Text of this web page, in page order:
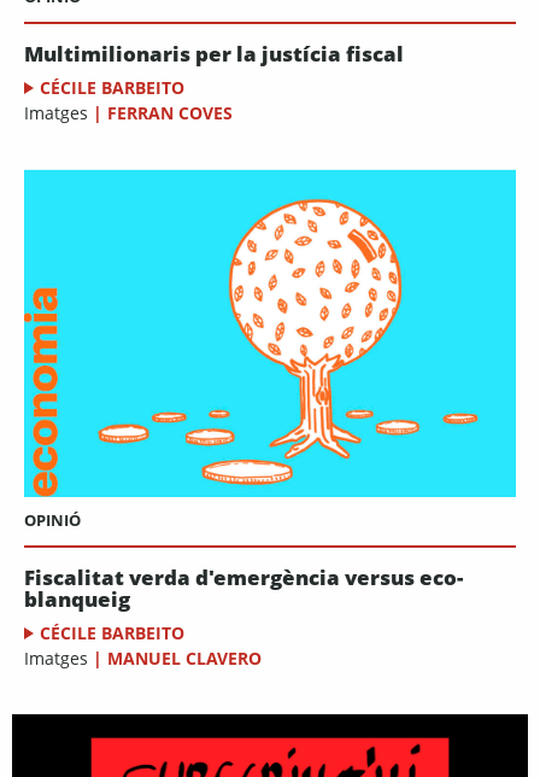
Multimilionaris per la justícia fiscal
CÉCILE BARBEITO
Imatges | FERRAN COVES
OPINIÓ
Fiscalitat verda d'emergència versus eco-
blanqueig
CÉCILE BARBEITO
Imatges | MANUEL CLAVERO